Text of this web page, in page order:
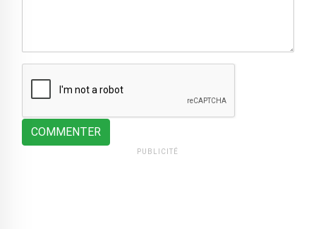
COMMENTER
PUBLICITÉ